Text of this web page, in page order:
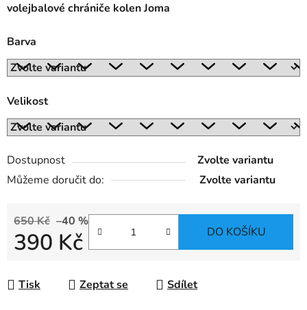
volejbalové chrániče kolen Joma
Barva
Velikost
Dostupnost
Zvolte variantu
Můžeme doručit do:
Zvolte variantu
650 Kč –40 %
390 Kč DO KOŠÍKU
Tisk Zeptat se Sdílet